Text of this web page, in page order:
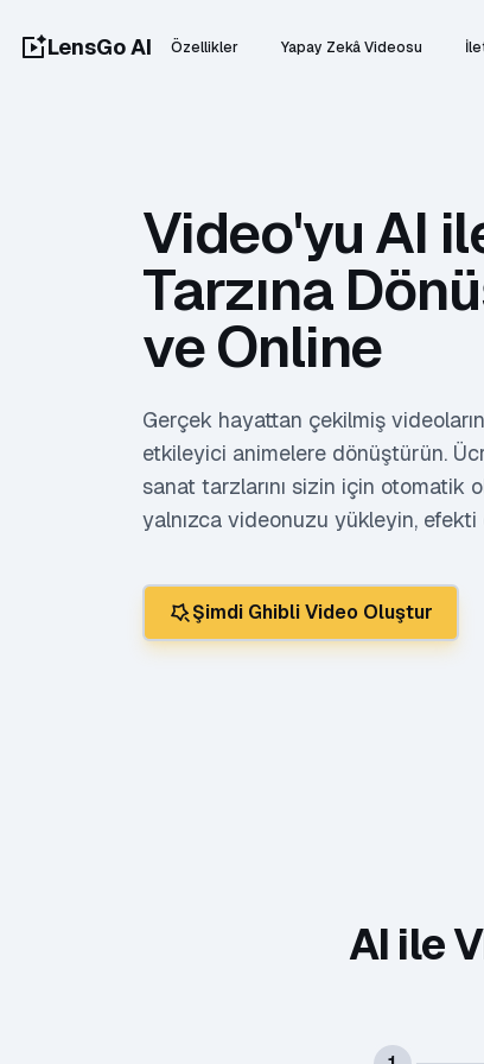
LensGo AI Özellikler Yapay Zekâ Videosu
Video'yu AI
Tarzına
ve Online
Gerçek hayattan çekilmiş
etkileyici animelere dönüştürün.
sanat tarzlarını sizin için otomatik
yalnızca videonuzu yükleyin,
Şimdi Ghibli Video Oluştur
AI ile